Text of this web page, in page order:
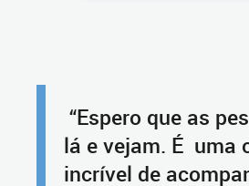
“Espero que as
lá e vejam. É uma
incrível de